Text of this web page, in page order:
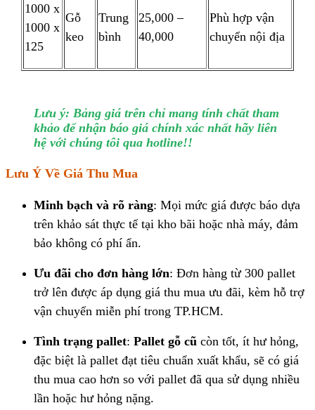
1000 x
1000 x
125
Gỗ
keo
Trung
bình
25,000 –
40,000
Phù hợp vận
chuyển nội địa
Lưu ý: Bảng giá trên chỉ mang tính chất tham
khảo để nhận báo giá chính xác nhất hãy liên
hệ với chúng tôi qua hotline!!
Lưu Ý Về Giá Thu Mua
Minh bạch và rõ ràng: Mọi mức giá được báo dựa
trên khảo sát thực tế tại kho bãi hoặc nhà máy, đảm
bảo không có phí ẩn.
Ưu đãi cho đơn hàng lớn: Đơn hàng từ 300 pallet
trở lên được áp dụng giá thu mua ưu đãi, kèm hỗ trợ
vận chuyển miễn phí trong TP.HCM.
Tình trạng pallet: Pallet gỗ cũ còn tốt, ít hư hỏng,
đặc biệt là pallet đạt tiêu chuẩn xuất khẩu, sẽ có giá
thu mua cao hơn so với pallet đã qua sử dụng nhiều
lần hoặc hư hỏng nặng.